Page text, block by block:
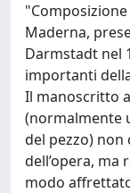
Maderna,
Darmstadt nel
importanti
Il manoscritto
(normalmente
del pezzo)
dell’opera, ma
modo